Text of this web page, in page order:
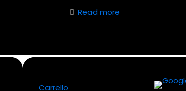
Read more
Carrello